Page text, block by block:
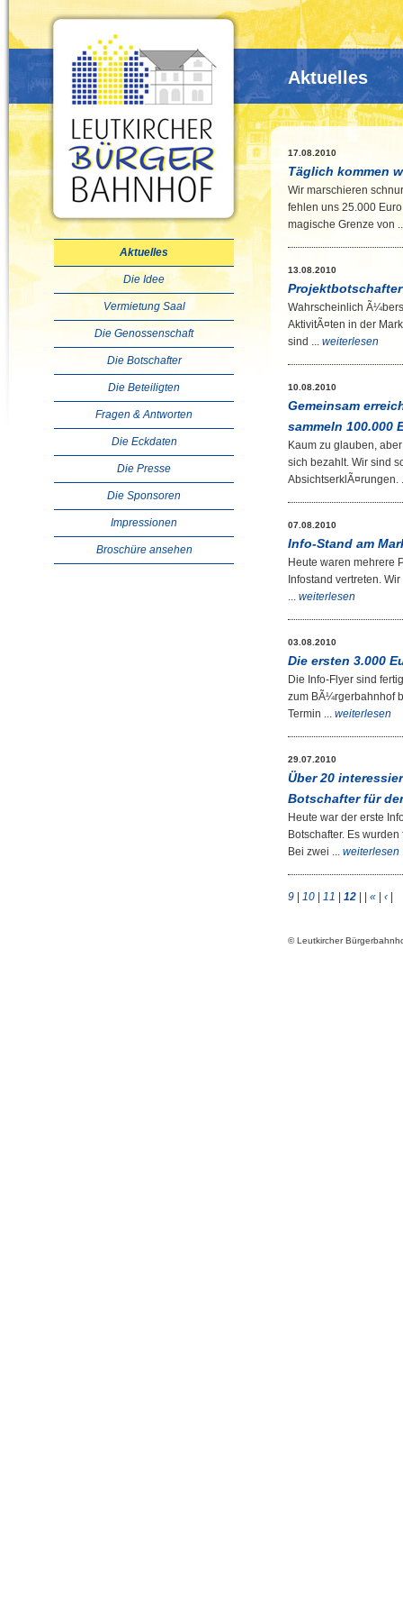
Aktuelles
Aktuelles
Die Idee
Vermietung Saal
Die Genossenschaft
Die Botschafter
Die Beteiligten
Fragen & Antworten
Die Eckdaten
Die Presse
Die Sponsoren
Impressionen
Broschüre ansehen
17.08.2010
Täglich kommen
Wir marschieren
fehlen uns 25.000
magische Grenze von
13.08.2010
Wahrscheinlich
AktivitÃ¤ten in der
sind ... weiterlesen
10.08.2010
Gemeinsam
sammeln 100.000
Kaum zu glauben,
sich bezahlt. Wir sind
AbsichtserklÃ¤rungen.
07.08.2010
Info-Stand am
Heute waren mehrere
Infostand vertreten.
... weiterlesen
03.08.2010
Die ersten 3.000
Die Info-Flyer sind
zum BÃ¼rgerbahnhof
Termin ... weiterlesen
29.07.2010
Über 20
Botschafter für
Heute war der erste
Botschafter. Es
Bei zwei ... weiterlesen
9 10 11 12 « ‹
© Leutkircher